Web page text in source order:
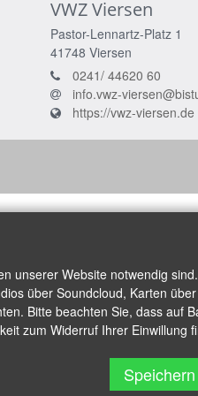
VWZ Viersen
Pastor-Lennartz-Platz 1
41748 Viersen
0241/ 44620 60
info.vwz-
https://vwz-viersen.de
unserer Website notwendig
über Soundcloud, Karten
Bitte beachten Sie, dass auf
zum Widerruf Ihrer Einwillung
Speichern